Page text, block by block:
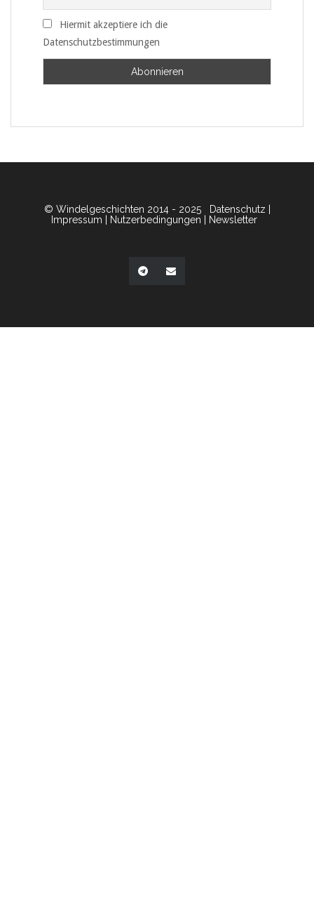
Hiermit akzeptiere ich die
Datenschutzbestimmungen
© Windelgeschichten 2014 - 2025 Datenschutz
Impressum
Nutzerbedingungen Newsletter